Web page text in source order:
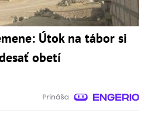
Útok na tábor si
obetí